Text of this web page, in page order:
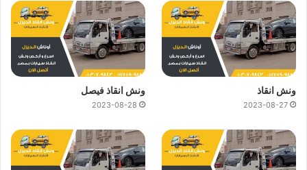
ونش انقاذ
2023-08-27
ونش انقاذ فيصل
2023-08-28